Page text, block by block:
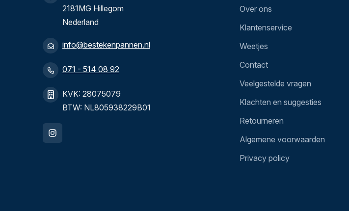
2181MG Hillegom
Nederland
info@bestekenpannen.nl
071 - 514 08 92
KVK: 28075079
BTW: NL805938229B01
Over ons
Klantenservice
Weetjes
Contact
Veelgestelde vragen
Klachten en suggesties
Retourneren
Algemene voorwaarden
Privacy policy